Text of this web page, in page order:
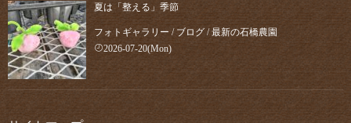
夏は「整える」季節
フォトギャラリー / ブログ /最新の石橋農園
2026-07-20(Mon)